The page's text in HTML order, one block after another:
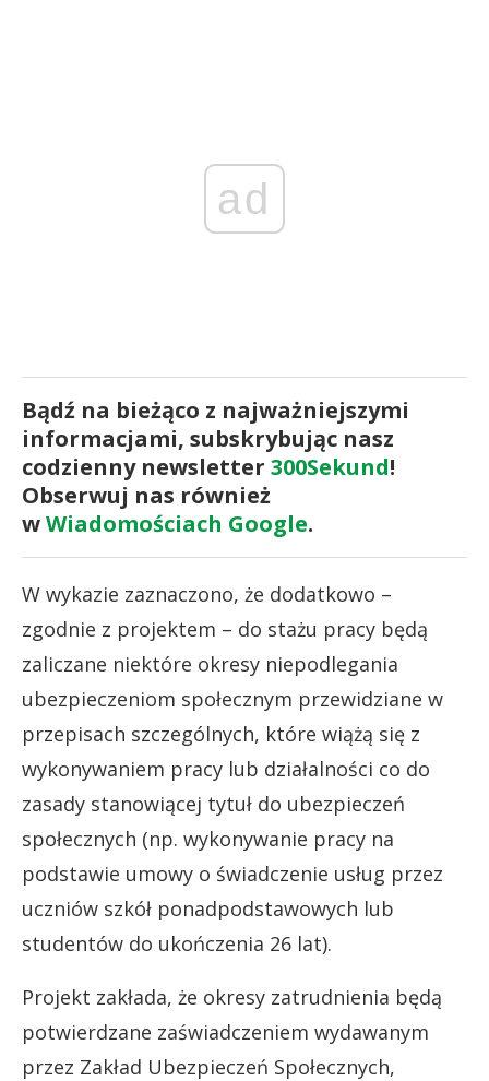
ad
Bądź na bieżąco z najważniejszymi
informacjami, subskrybując nasz
codzienny newsletter 300Sekund!
Obserwuj nas również
wWiadomościach Google.
W wykazie zaznaczono, że dodatkowo –
zgodnie z projektem – do stażu pracy będą
zaliczane niektóre okresy niepodlegania
ubezpieczeniom społecznym przewidziane w
przepisach szczególnych, które wiążą się z
wykonywaniem pracy lub działalności co do
zasady stanowiącej tytuł do ubezpieczeń
społecznych (np. wykonywanie pracy na
podstawie umowy o świadczenie usług przez
uczniów szkół ponadpodstawowych lub
studentów do ukończenia 26 lat).
Projekt zakłada, że okresy zatrudnienia będą
potwierdzane zaświadczeniem wydawanym
przez Zakład Ubezpieczeń Społecznych,